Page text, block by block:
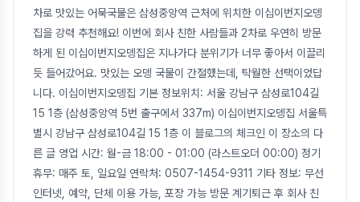
차로 맛있는 어묵국물은 삼성중앙역 근처에 위치한 이십이번지오뎅
집을 강력 추천해요! 이번에 회사 친한 사람들과 2차로 우연히 방문
하게 된 이십이번지오뎅집은 지나가다 분위기가 너무 좋아서 이끌리
듯 들어갔어요. 맛있는 오뎅 국물이 간절했는데, 탁월한 선택이었답
니다. 이십이번지오뎅집 기본 정보위치: 서울 강남구 삼성로104길
15 1층 (삼성중앙역 5번 출구에서 337m) 이십이번지오뎅집 서울특
별시 강남구 삼성로104길 15 1층 이 블로그의 체크인 이 장소의 다
른 글 영업 시간: 월-금 18:00 - 01:00 (라스트오더 00:00) 정기
휴무: 매주 토, 일요일 연락처: 0507-1454-9311 기타 정보: 무선
인터넷, 예약, 단체 이용 가능, 포장 가능 방문 계기퇴근 후 회사 친